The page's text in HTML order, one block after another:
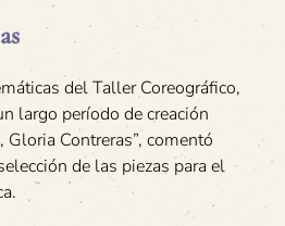
del Taller Coreográfico,
largo período de creación
Contreras”, comentó
de las piezas para el